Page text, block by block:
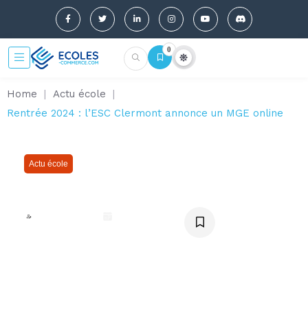
0
Home | Actu école
|
Rentrée 2024 : l’ESC Clermont annonce un MGE online
Actu école